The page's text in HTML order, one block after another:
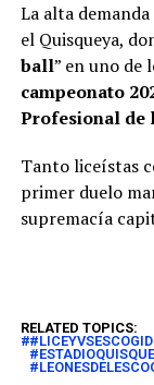
La alta
el Quisqueya,
ball” en uno de
campeonato
Profesional de
Tanto liceístas
primer duelo
supremacía
RELATED TOPICS: